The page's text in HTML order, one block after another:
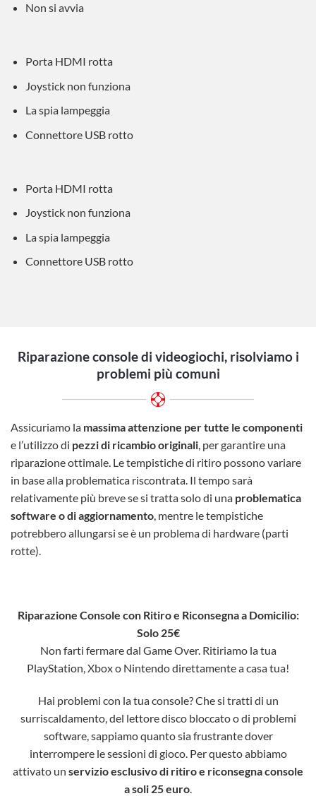
Non si avvia
Porta HDMI rotta
Joystick non funziona
La spia lampeggia
Connettore USB rotto
Porta HDMI rotta
Joystick non funziona
La spia lampeggia
Connettore USB rotto
Riparazione console di videogiochi, risolviamo i
problemi più comuni
Assicuriamo la massima attenzione per tutte le componenti
e l’utilizzo di pezzi di ricambio originali, per garantire una
riparazione ottimale. Le tempistiche di ritiro possono variare
in base alla problematica riscontrata. Il tempo sarà
relativamente più breve se si tratta solo di una problematica
software o di aggiornamento, mentre le tempistiche
potrebbero allungarsi se è un problema di hardware (parti
rotte).
Riparazione Console con Ritiro e Riconsegna a Domicilio:
Solo 25€
Non farti fermare dal Game Over. Ritiriamo la tua
PlayStation, Xbox o Nintendo direttamente a casa tua!
Hai problemi con la tua console? Che si tratti di un
surriscaldamento, del lettore disco bloccato o di problemi
software, sappiamo quanto sia frustrante dover
interrompere le sessioni di gioco. Per questo abbiamo
attivato un servizio esclusivo di ritiro e riconsegna console
a soli 25 euro.